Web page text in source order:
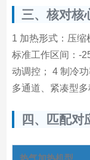
三、核对核
1 加热形式：压
标准工作区间：-
动调控； 4 制冷
多通道、紧凑型多
四、匹配对
热气加热机型